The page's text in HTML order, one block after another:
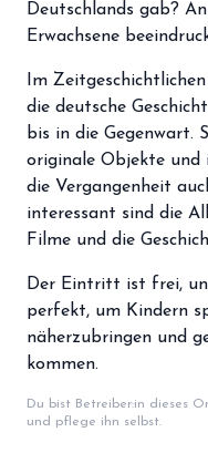
loyalty Mitgliedschaft
handshake Partnerschaft
groups Entdecker Crew
login Anmelden /
Deutschlands gab?
Erwachsene
Im
die deutsche
bis in die Gegenwart.
originale Objekte und
die Vergangenheit
interessant sind die
Filme und die
Der Eintritt ist frei,
perfekt, um Kindern
näherzubringen und
kommen.
Du bist Betreiber:in dieses
und pflege ihn selbst.